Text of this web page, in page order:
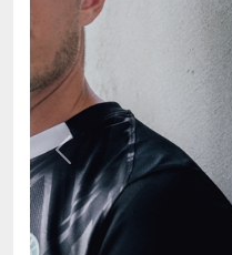
Previous